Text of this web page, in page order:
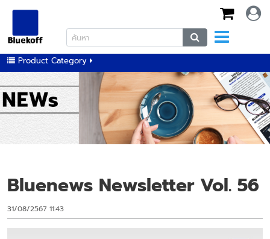
Product Category
Bluenews Newsletter Vol. 56
31/08/2567 11:43